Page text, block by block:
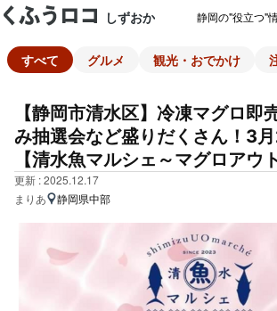
しずおか 静岡の"役立つ"
すべて グルメ 観光・おでかけ
【静岡市清水区】冷凍マグロ即
み抽選会など盛りだくさん！3月
【清水魚マルシェ～マグロアウ
更新 : 2025.12.17
まりあ
静岡県中部